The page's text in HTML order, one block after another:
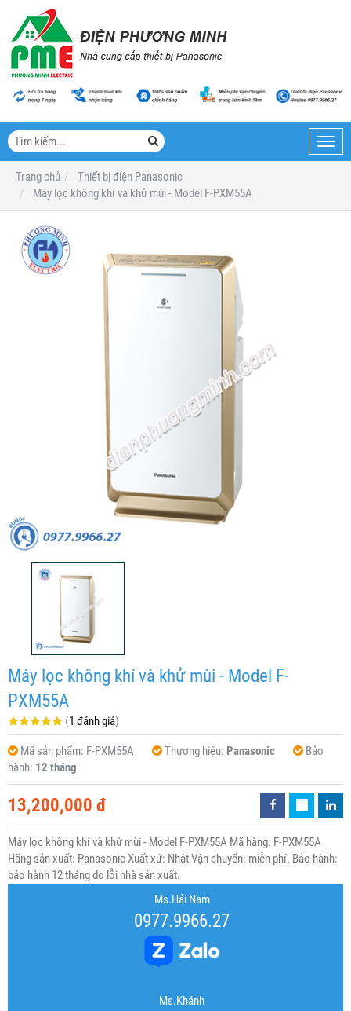
Trang chủ
Thiết bị điện Panasonic
Máy lọc không khí và khử mùi - Model F-PXM55A
Máy lọc không khí và khử mùi - Model F-
PXM55A
(1 đánh giá)
Mã sản phẩm: F-PXM55A Thương hiệu: Panasonic
Bảo
hành: 12 tháng
13,200,000 đ
Máy lọc không khí và khử mùi - Model F-PXM55A Mã hàng: F-PXM55A
Hãng sản xuất: Panasonic Xuất xứ: Nhật Vận chuyển: miễn phí. Bảo hành:
bảo hành 12 tháng do lỗi nhà sản xuất.
Ms.Hải Nam
0977.9966.27
Ms.Khánh